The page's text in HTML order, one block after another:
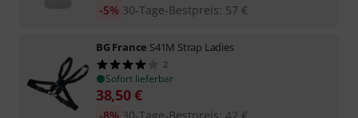
30-Tage-Bestpreis: 57 €
-5%
BG France S41M Strap Ladies
2
Sofort lieferbar
38,50€
30-Tage-Bestpreis: 42 €
-8%